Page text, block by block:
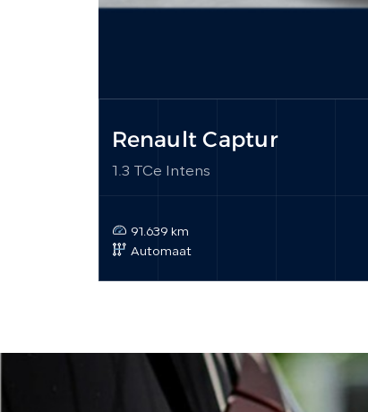
Renault Captur
1.3 TCe Intens
91.639 km
Automaat